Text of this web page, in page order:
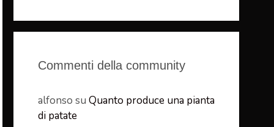
Commenti della community
alfonso su Quanto produce una pianta
di patate